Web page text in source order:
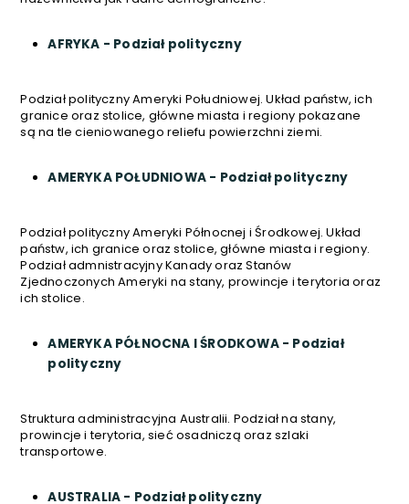
AFRYKA - Podział polityczny
AMERYKA POŁUDNIOWA - Podział polityczny
Podział polityczny Ameryki Południowej. Układ państw, ich
granice oraz stolice, główne miasta i regiony pokazane
są na tle cieniowanego reliefu powierzchni ziemi.
AMERYKA PÓŁNOCNA I ŚRODKOWA - Podział
polityczny
Podział polityczny Ameryki Północnej i Środkowej. Układ
państw, ich granice oraz stolice, główne miasta i regiony.
Podział admnistracyjny Kanady oraz Stanów
Zjednoczonych Ameryki na stany, prowincje i terytoria oraz
ich stolice.
AUSTRALIA - Podział polityczny
Struktura administracyjna Australii. Podział na stany,
prowincje i terytoria, sieć osadniczą oraz szlaki
transportowe.